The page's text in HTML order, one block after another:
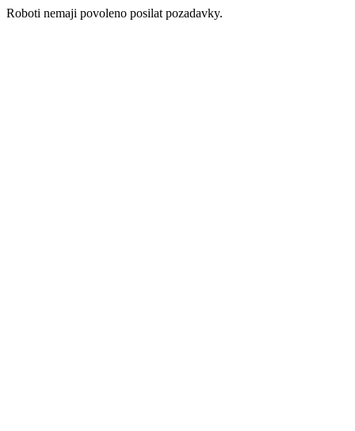
Roboti nemaji povoleno posilat pozadavky.